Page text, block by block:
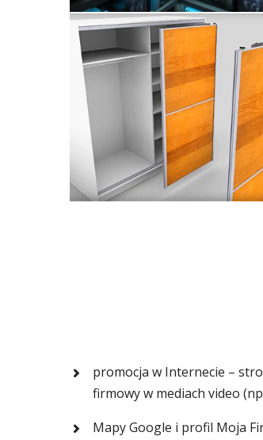
promocja w Internecie –
firmowy w mediach video
Mapy Google i profil Moja